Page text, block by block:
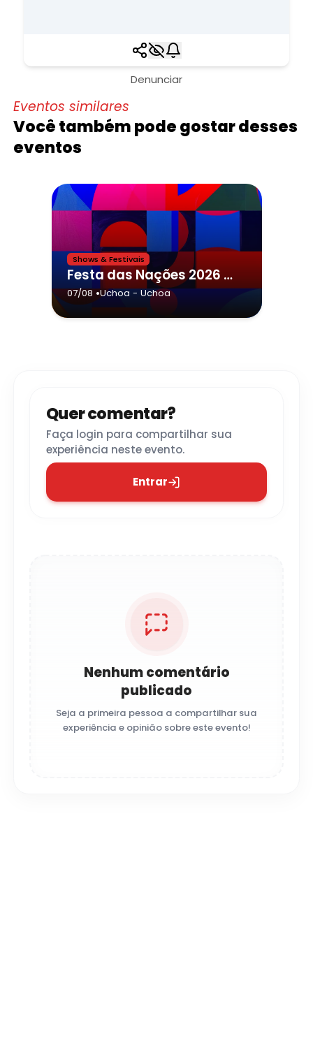
Denunciar
Eventos similares
Você também pode gostar desses
eventos
Shows & Festivais
Festa das Nações 2026 - Uchoa
07/08•Uchoa- Uchoa
Quer comentar?
Faça login para compartilhar sua
experiência neste evento.
Entrar
Nenhum comentário
publicado
Seja a primeira pessoa a compartilhar sua
experiência e opinião sobre este evento!